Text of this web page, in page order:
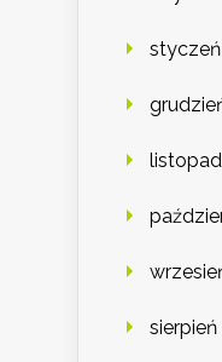
sierpień